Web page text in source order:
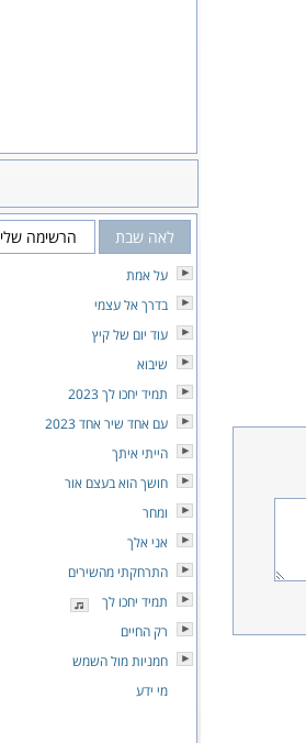
לאה שבת הרשימה שלי
על אמת
בדרך אל עצמי
עוד יום של קיץ
שיבוא
תמיד יחכו לך 2023
עם אחד שיר אחד 2023
הייתי איתך
חושך הוא בעצם אור
ומחר
אני אלך
התרחקתי מהשירים
תמיד יחכו לך
רק החיים
חמניות מול השמש
מי ידע